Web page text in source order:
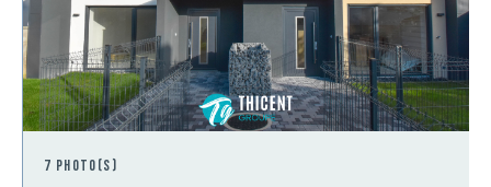
7 photo(s)